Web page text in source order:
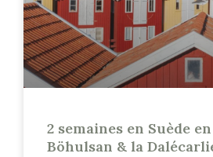
2 semaines en Suède
Böhulsan & la